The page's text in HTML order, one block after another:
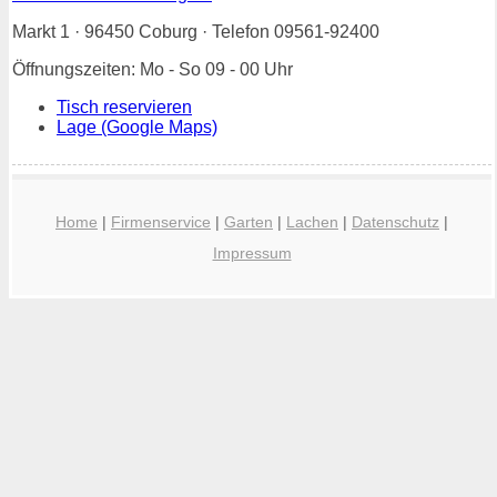
Markt 1 · 96450 Coburg · Telefon 09561-92400
Öffnungszeiten: Mo - So 09 - 00 Uhr
Tisch reservieren
Lage (Google Maps)
Home | Firmenservice | Garten | Lachen | Datenschutz |
Impressum